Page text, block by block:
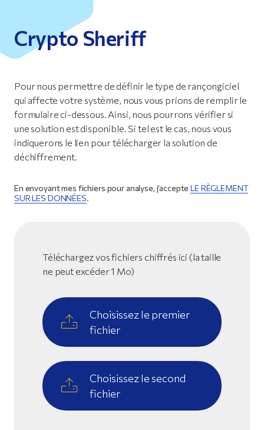
Crypto Sheriff
Pour nous permettre de définir le type de rançongiciel
qui affecte votre système, nous vous prions de remplir le
formulaire ci-dessous. Ainsi, nous pourrons vérifier si
une solution est disponible. Si tel est le cas, nous vous
indiquerons le lien pour télécharger la solution de
déchiffrement.
En envoyant mes fichiers pour analyse, j’accepteLE RÈGLEMENT
SUR LES DONNÉES.
Téléchargez vos fichiers chiffrés ici (la taille
ne peut excéder 1 Mo)
Choisissez le premier
fichier
Choisissez le second
fichier